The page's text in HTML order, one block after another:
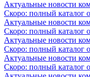
Актуальные новости
Скоро: полный каталог
Актуальные новости
Скоро: полный каталог
Актуальные новости
Скоро: полный каталог
Актуальные новости
Скоро: полный каталог